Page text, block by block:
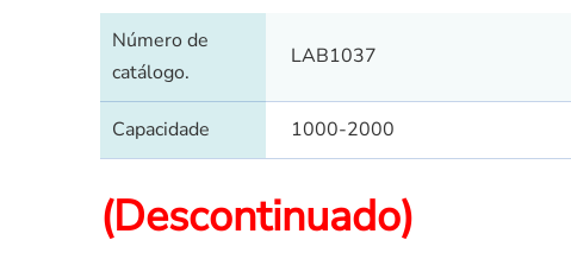
Número de
catálogo.
LAB1037
Capacidade 1000-2000
(Descontinuado)